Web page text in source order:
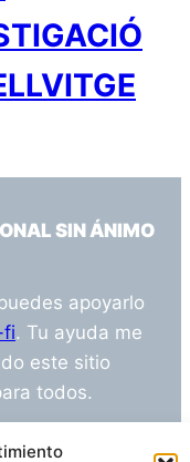
SIN ÁNIMO
apoyarlo
fi. Tu ayuda me
este sitio
todos.
Escríbeme